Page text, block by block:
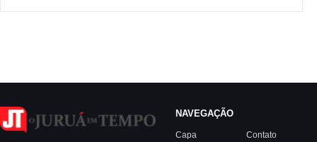
NAVEGAÇÃO
Capa
Contato